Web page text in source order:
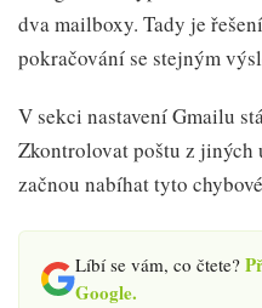
dva mailboxy. Tady je
pokračování se stejným
V sekci nastavení Gmailu
Zkontrolovat poštu z jiných
začnou nabíhat tyto
Líbí se vám, co čtete?
Google.